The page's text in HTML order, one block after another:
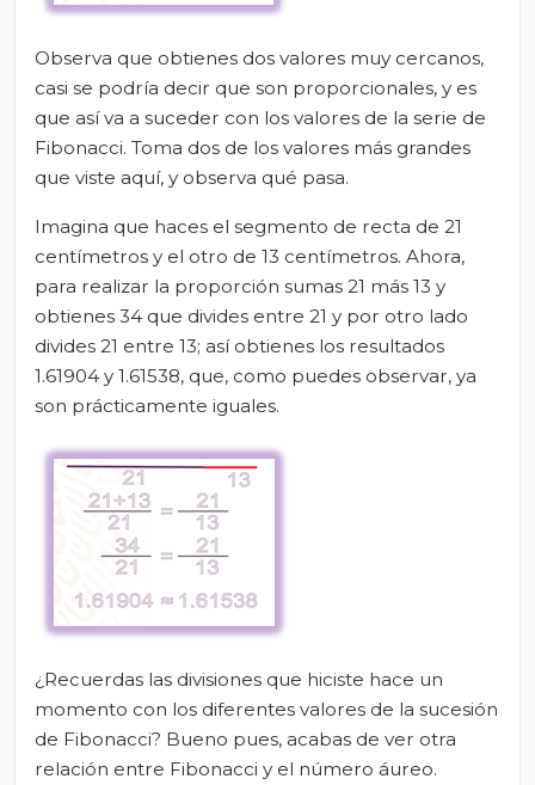
Observa que obtienes dos valores muy cercanos,
casi se podría decir que son proporcionales, y es
que así va a suceder con los valores de la serie de
Fibonacci. Toma dos de los valores más grandes
que viste aquí, y observa qué pasa.
Imagina que haces el segmento de recta de 21
centímetros y el otro de 13 centímetros. Ahora,
para realizar la proporción sumas 21 más 13 y
obtienes 34 que divides entre 21 y por otro lado
divides 21 entre 13; así obtienes los resultados
1.61904 y 1.61538, que, como puedes observar, ya
son prácticamente iguales.
¿Recuerdas las divisiones que hiciste hace un
momento con los diferentes valores de la sucesión
de Fibonacci? Bueno pues, acabas de ver otra
relación entre Fibonacci y el número áureo.